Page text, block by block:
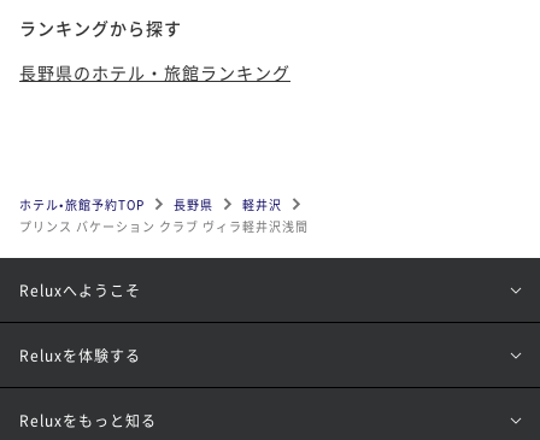
ランキングから探す
長野県のホテル・旅館ランキング
ホテル•旅館予約TOP 長野県
軽井沢
プリンス バケーション クラブ ヴィラ軽井沢浅間
Reluxへようこそ
Reluxを体験する
Reluxをもっと知る